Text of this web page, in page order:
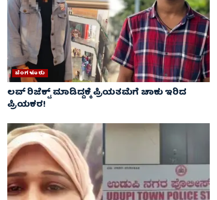
ಬೆಂಗಳೂರು
ಲವ್‌ ರಿಜೆಕ್ಟ್‌ ಮಾಡಿದ್ದಕ್ಕೆ ಪ್ರಿಯತಮೆಗೆ ಚಾಕು ಇರಿದ
ಪ್ರಿಯಕರ!